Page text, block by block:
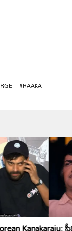
#RAAKA